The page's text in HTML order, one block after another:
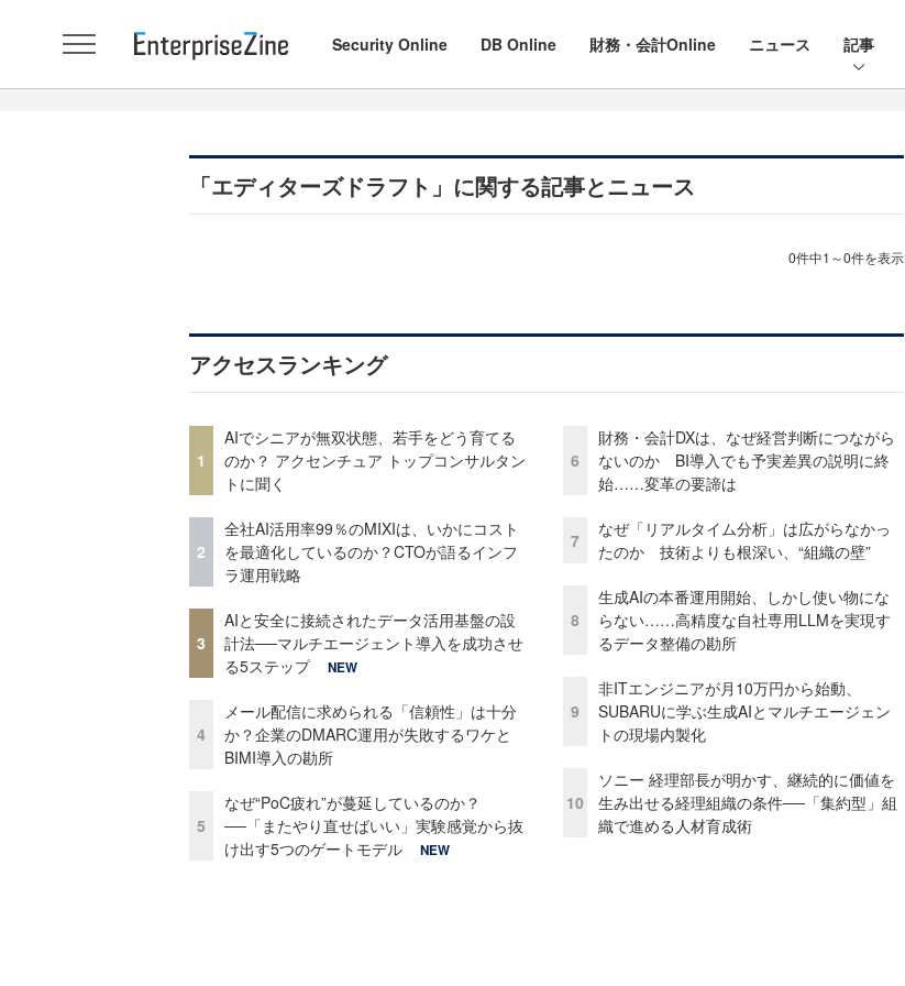
Security Online DB Online 財務・会計Online ニュース 記事
「エディターズドラフト」に関する記事とニュース
0件中1～0件を表示
アクセスランキング
1
AIでシニアが無双状態、若手をどう育てる
のか？ アクセンチュア トップコンサルタン
トに聞く
2
全社AI活用率99％のMIXIは、いかにコスト
を最適化しているのか？CTOが語るインフ
ラ運用戦略
3
AIと安全に接続されたデータ活用基盤の設
計法──マルチエージェント導入を成功させ
る5ステップ
NEW
4
メール配信に求められる「信頼性」は十分
か？企業のDMARC運用が失敗するワケと
BIMI導入の勘所
5
なぜ“PoC疲れ”が蔓延しているのか？
──「またやり直せばいい」実験感覚から抜
け出す5つのゲートモデル
NEW
6
財務・会計DXは、なぜ経営判断につながら
ないのか BI導入でも予実差異の説明に終
始……変革の要諦は
7
なぜ「リアルタイム分析」は広がらなかっ
たのか 技術よりも根深い、“組織の壁”
8
生成AIの本番運用開始、しかし使い物にな
らない……高精度な自社専用LLMを実現す
るデータ整備の勘所
9
非ITエンジニアが月10万円から始動、
SUBARUに学ぶ生成AIとマルチエージェン
トの現場内製化
10
ソニー 経理部長が明かす、継続的に価値を
生み出せる経理組織の条件──「集約型」組
織で進める人材育成術